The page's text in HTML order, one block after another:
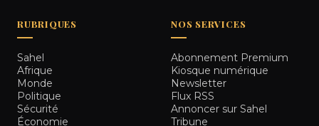
RUBRIQUES
Sahel
Afrique
Monde
Politique
Sécurité
Économie
NOS SERVICES
Abonnement Premium
Kiosque numérique
Newsletter
Flux RSS
Annoncer sur Sahel
Tribune